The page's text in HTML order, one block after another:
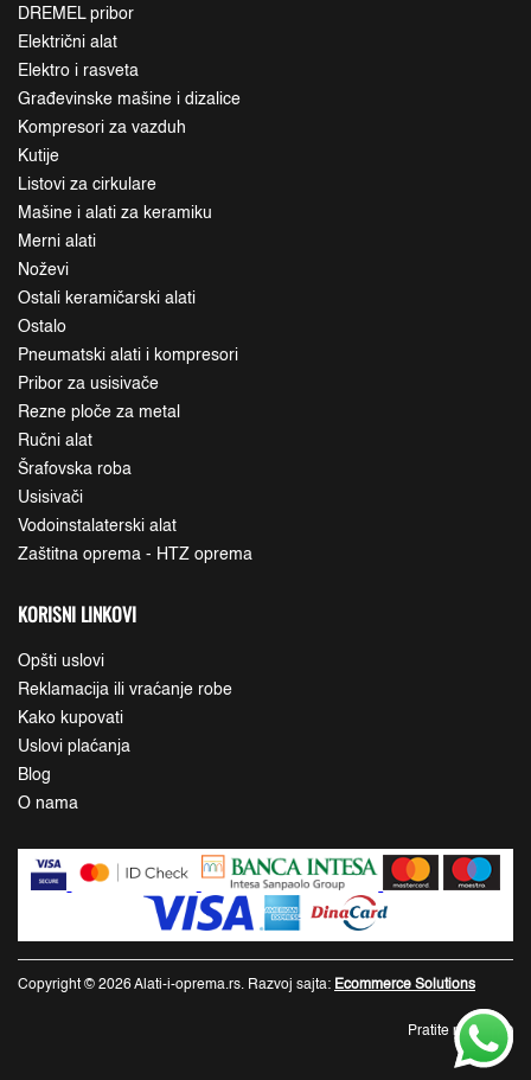
DREMEL pribor
Električni alat
Elektro i rasveta
Građevinske mašine i dizalice
Kompresori za vazduh
Kutije
Listovi za cirkulare
Mašine i alati za keramiku
Merni alati
Noževi
Ostali keramičarski alati
Ostalo
Pneumatski alati i kompresori
Pribor za usisivače
Rezne ploče za metal
Ručni alat
Šrafovska roba
Usisivači
Vodoinstalaterski alat
Zaštitna oprema - HTZ oprema
KORISNI LINKOVI
Opšti uslovi
Reklamacija ili vraćanje robe
Kako kupovati
Uslovi plaćanja
Blog
O nama
Copyright © 2026 Alati-i-oprema.rs. Razvoj sajta: Ecommerce Solutions
Pratite nas: